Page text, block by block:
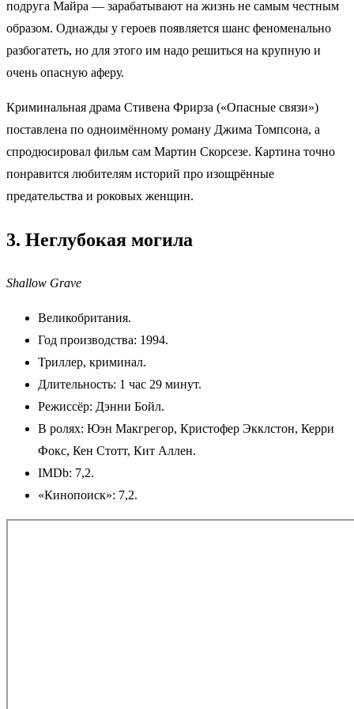
подруга Майра — зарабатывают на жизнь не самым честным
образом. Однажды у героев появляется шанс феноменально
разбогатеть, но для этого им надо решиться на крупную и
очень опасную аферу.
Криминальная драма Стивена Фрирза («Опасные связи»)
поставлена по одноимённому роману Джима Томпсона, а
спродюсировал фильм сам Мартин Скорсезе. Картина точно
понравится любителям историй про изощрённые
предательства и роковых женщин.
3. Неглубокая могила
Shallow Grave
Великобритания.
Год производства: 1994.
Триллер, криминал.
Длительность: 1 час 29 минут.
Режиссёр: Дэнни Бойл.
В ролях: Юэн Макгрегор, Кристофер Экклстон, Керри
Фокс, Кен Стотт, Кит Аллен.
IMDb: 7,2.
«Кинопоиск»: 7,2.